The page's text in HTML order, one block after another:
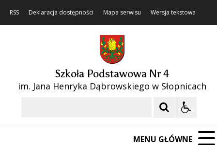
RSS Deklaracja dostępności Mapa serwisu Wersja tekstowa
Szkoła Podstawowa Nr 4
im. Jana Henryka Dąbrowskiego w Słopnicach
MENU GŁÓWNE